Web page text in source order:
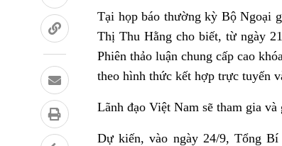
Tại họp báo thường kỳ Bộ Ngoại
Thị Thu Hằng cho biết, từ ngày
Phiên thảo luận chung cấp cao
theo hình thức kết hợp trực tuyến
Lãnh đạo Việt Nam sẽ tham gia
Dự kiến, vào ngày 24/9, Tổng